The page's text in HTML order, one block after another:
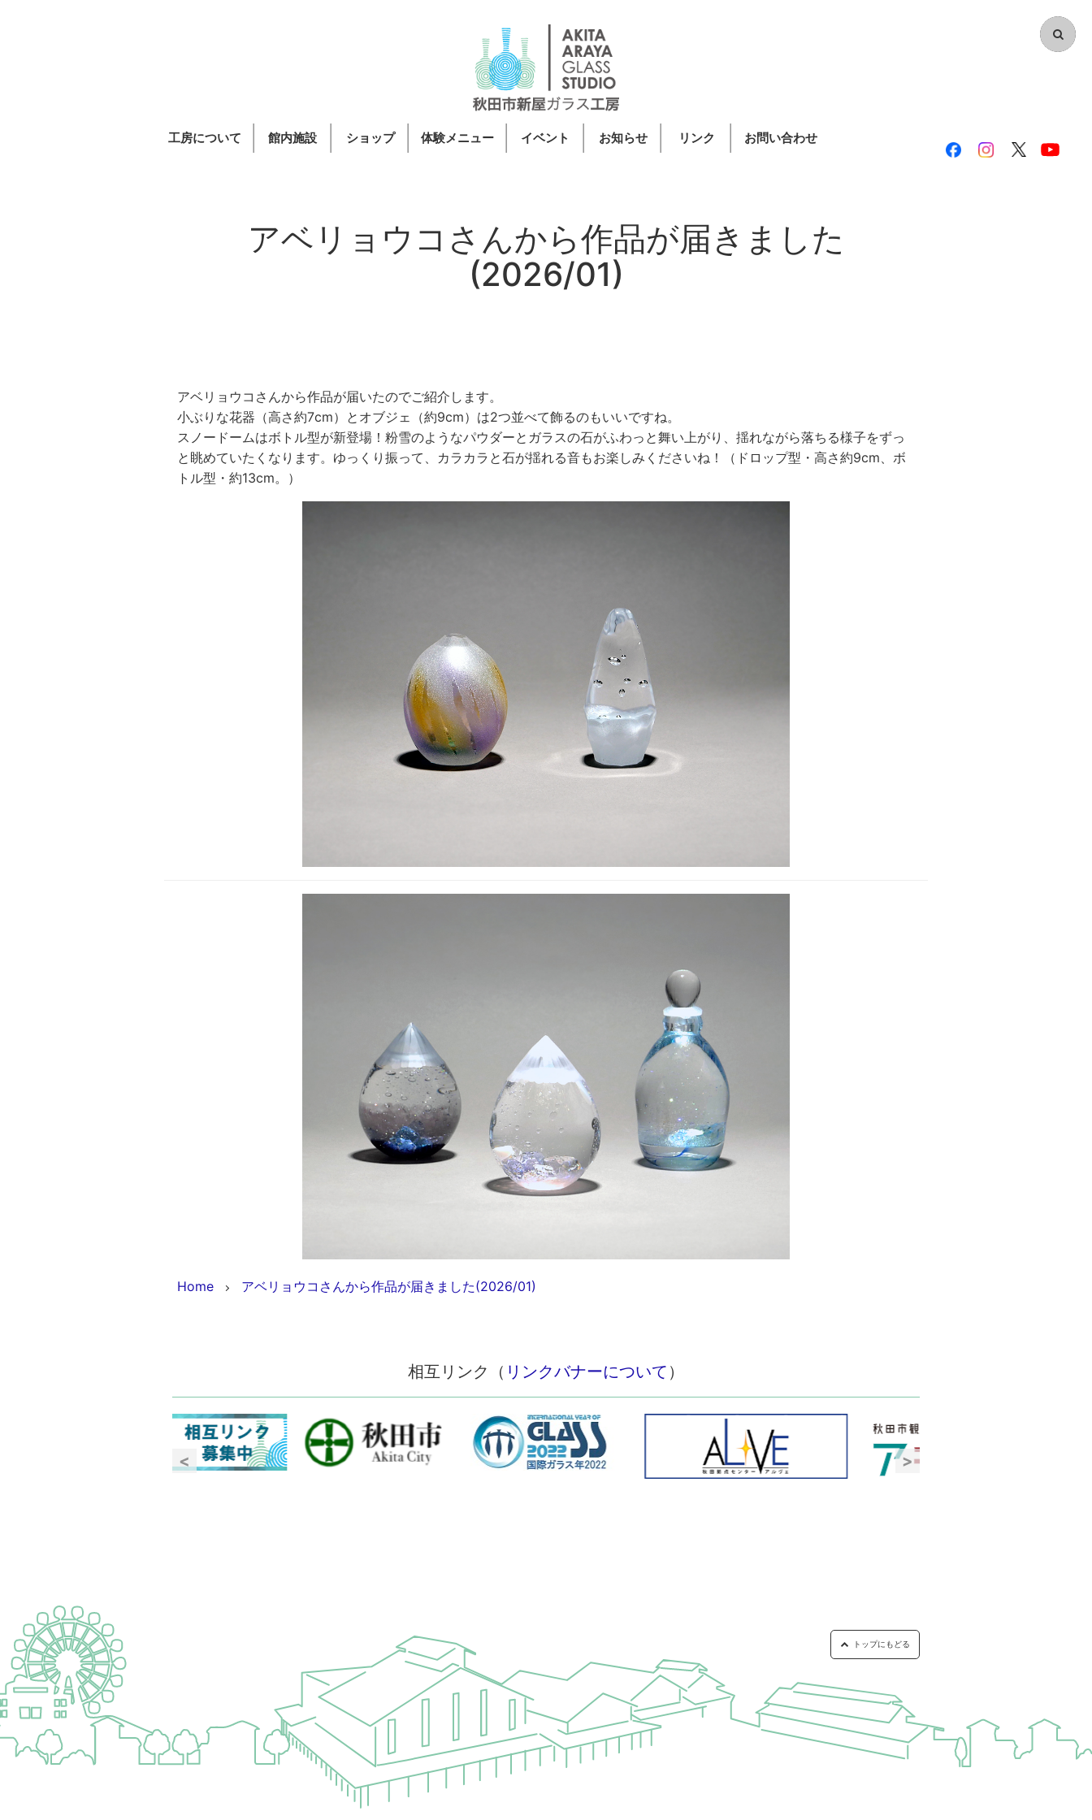
工房について 館内施設 ショップ 体験メニュー イベント お知らせ リンク お問い合わせ
アベリョウコさんから作品が届きました
(2026/01)
アベリョウコさんから作品が届いたのでご紹介します。
小ぶりな花器（高さ約7cm）とオブジェ（約9cm）は2つ並べて飾るのもいいですね。
スノードームはボトル型が新登場！粉雪のようなパウダーとガラスの石がふわっと舞い上がり、揺れながら落ちる様子をずっ
と眺めていたくなります。ゆっくり振って、カラカラと石が揺れる音もお楽しみくださいね！（ドロップ型・高さ約9cm、ボ
トル型・約13cm。）
Home アベリョウコさんから作品が届きました(2026/01)
相互リンク（ リンクバナーについて ）
トップにもどる